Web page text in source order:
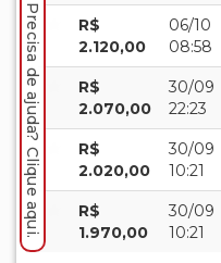
R$
2.120,00
06/10
08:58
R$
2.070,00
30/09
22:23
R$
2.020,00
30/09
10:21
R$
1.970,00
30/09
10:21
Precisa de ajuda? Clique aqui.